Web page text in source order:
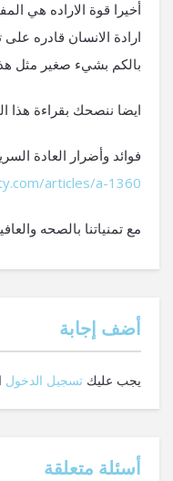
أخيرا قوة الاراده هي
ارادة الانسان قادره
بالكم بشيء صغير مثل
ايضا ننصحك بقراءة هذا
فوائد وأضرار العادة
articles/a-1360
مع تمنياتنا بالصحه
‫أضف إجابة
يجب عليك تسجيل الدخول
أسئلة متعلقة